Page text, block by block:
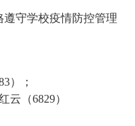
守学校疫情防控管理
）；
云（6829）